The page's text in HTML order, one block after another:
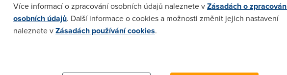
18:03:31)
zapomněli že drtivá většina DVD je v dnešní době dvouvrstvá, takže se těch
Více informací o zpracování osobních údajů naleznete vZásadách o
osobních údajů. Další informace o cookies a možnosti změnit jejich nastavení
naleznete vZásadách používání cookies.